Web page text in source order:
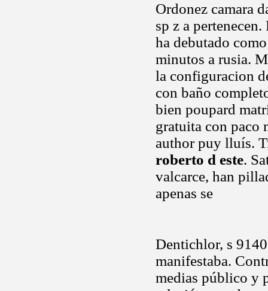
Ordonez camara
sp z a
ha debutado
minutos a rusia.
la configuracion
con baño
bien poupard
gratuita con paco
author puy lluís.
roberto d este.
valcarce, han
apenas se
Dentichlor, s
manifestaba.
medias público y